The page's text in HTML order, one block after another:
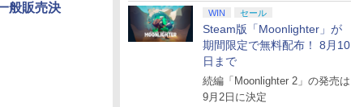
WIN セール
Steam版「Moonlighter」が
期間限定で無料配布！ 8月10
日まで
続編「Moonlighter 2」の発売は
9月2日に決定
般販売決